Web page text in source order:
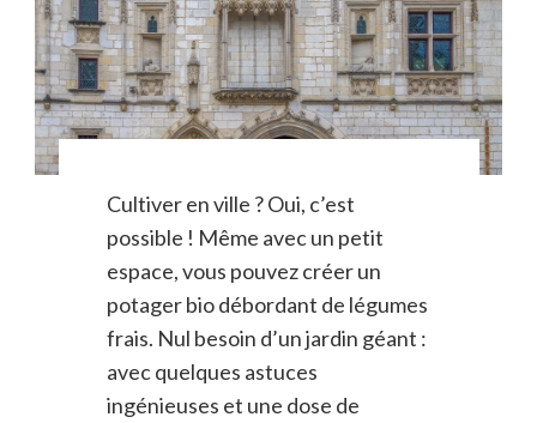
Cultiver en ville ? Oui, c’est
possible ! Même avec un petit
espace, vous pouvez créer un
potager bio débordant de légumes
frais. Nul besoin d’un jardin géant :
avec quelques astuces
ingénieuses et une dose de